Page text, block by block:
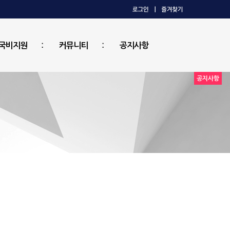
비지원 커뮤니티 공지사항
공지사항